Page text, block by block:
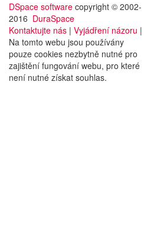
DSpace software copyright © 2002-
2016 DuraSpace
Kontaktujte nás | Vyjádření názoru |
Na tomto webu jsou používány
pouze cookies nezbytně nutné pro
zajištění fungování webu, pro které
není nutné získat souhlas.